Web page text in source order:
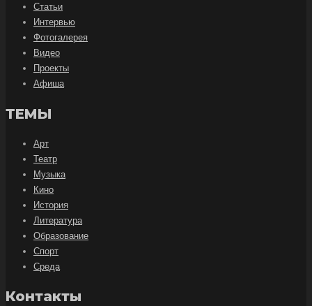
Статьи
Интервью
Фотогалерея
Видео
Проекты
Афиша
ТЕМЫ
Арт
Театр
Музыка
Кино
История
Литература
Образование
Спорт
Среда
Контакты